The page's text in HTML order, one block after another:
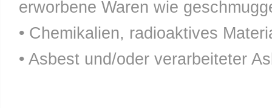
erworbene Waren wie
• Chemikalien, radioaktives
• Asbest und/oder verarbeiteter